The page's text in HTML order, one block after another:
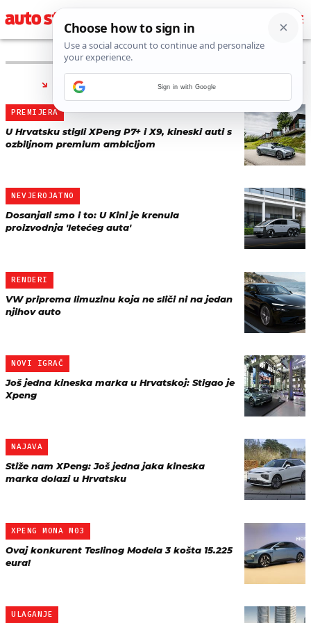
PRONAĐENO 7 REZULTATA ZA TAG “
PREMIJERA
U Hrvatsku stigli XPeng P7+ i X9, kineski auti s
ozbiljnom premium ambicijom
NEVJEROJATNO
Dosanjali smo i to: U Kini je krenula
proizvodnja 'letećeg auta'
RENDERI
VW priprema limuzinu koja ne sliči ni na jedan
njihov auto
NOVI IGRAČ
Još jedna kineska marka u Hrvatskoj: Stigao je
Xpeng
NAJAVA
Stiže nam XPeng: Još jedna jaka kineska
marka dolazi u Hrvatsku
XPENG MONA M03
Ovaj konkurent Teslinog Modela 3 košta 15.225
eura!
ULAGANJE
Sign in with Google